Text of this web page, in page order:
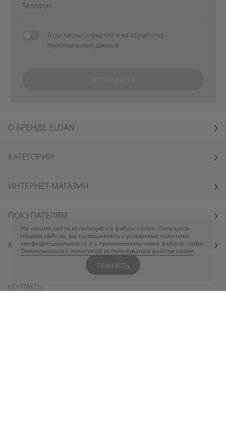
Я согласен с офертой и на обработку
персональных данных
На нашем сайте используются файлы cookie. Пользуясь
нашим сайтом, вы соглашаетесь с условиями политики
конфиденциальности и с применением нами файлов cookie.
Ознакомиться с политикой использования файлов cookie
ПРИНЯТЬ
О БРЕНДЕ ELDAN
КАТЕГОРИИ
ИНТЕРНЕТ-МАГАЗИН
ПОКУПАТЕЛЯМ
КОСМЕТОЛОГАМ
КОНТАКТЫ